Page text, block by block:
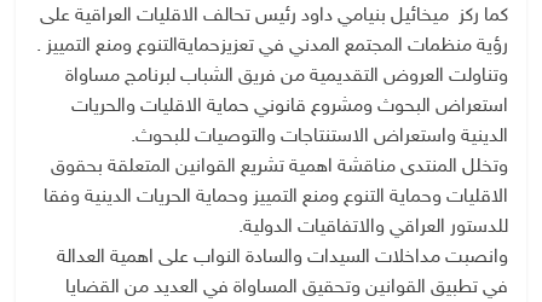
كما ركز ميخائيل بنيامي داود رئيس تحالف الاقليات العراقية على
رؤية منظمات المجتمع المدني في تعزيزحمايةالتنوع ومنع التمييز .
وتناولت العروض التقديمية من فريق الشباب لبرنامج مساواة
استعراض البحوث ومشروع قانوني حماية الاقليات والحريات
الدينية واستعراض الاستنتاجات والتوصيات للبحوث.
وتخلل المنتدى مناقشة اهمية تشريع القوانين المتعلقة بحقوق
الاقليات وحماية التنوع ومنع التمييز وحماية الحريات الدينية وفقا
للدستور العراقي والاتفاقيات الدولية.
وانصبت مداخلات السيدات والسادة النواب على اهمية العدالة
في تطبيق القوانين وتحقيق المساواة في العديد من القضايا